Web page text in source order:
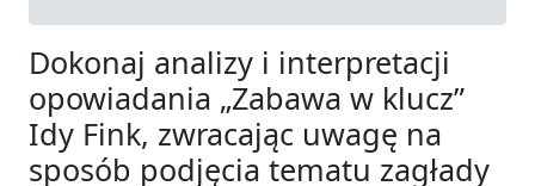
Dokonaj analizy i interpretacji
opowiadania „Zabawa w klucz”
Idy Fink, zwracając uwagę na
sposób podjęcia tematu zagłady